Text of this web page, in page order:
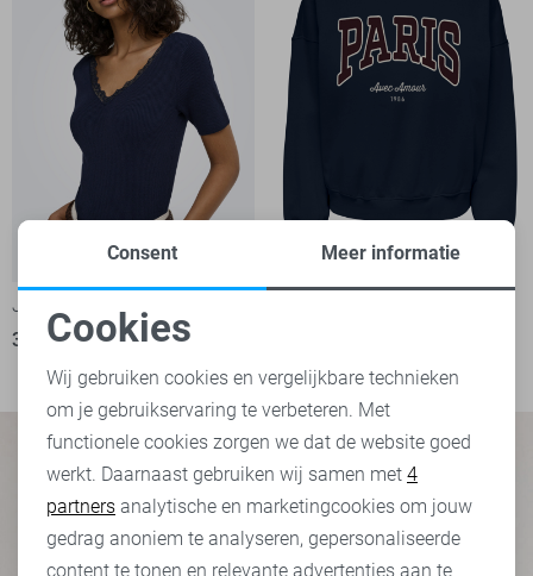
Jacqueline de Yong Trui
32,99
29,99
Noodzakelijke cookies
Personalisatie cookies
Analytische cookies
Marketing cookies
Consent Meer informatie
Cookies
Wij gebruiken cookies en vergelijkbare technieken
om je gebruikservaring te verbeteren. Met
functionele cookies zorgen we dat de website goed
werkt. Daarnaast gebruiken wij samen met 4
partners analytische en marketingcookies om jouw
gedrag anoniem te analyseren, gepersonaliseerde
content te tonen en relevante advertenties aan te